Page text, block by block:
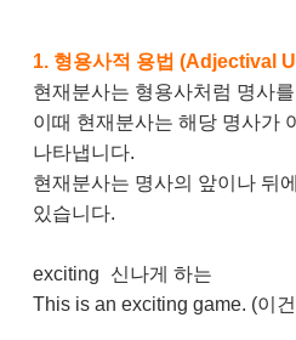
1. 형용사적 용법 (Adjectival
현재분사는 형용사처럼 명사
이때 현재분사는 해당 명사가
나타냅니다.
현재분사는 명사의 앞이나 뒤
있습니다.
exciting
신나게 하는
This is an exciting game. (이